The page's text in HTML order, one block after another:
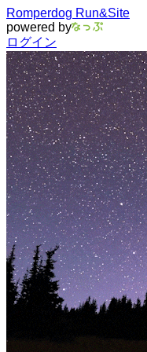
Romperdog Run&Site
powered by
ログイン